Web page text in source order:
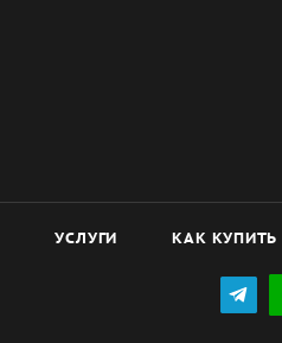
УСЛУГИ КАК КУПИТЬ